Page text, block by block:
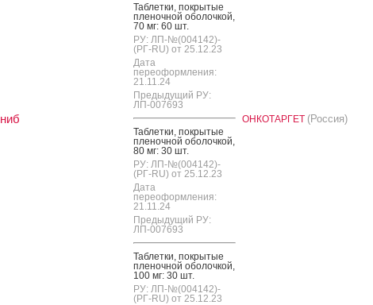
Таб­летки, пок­ры­тые
пле­ноч­ной обо­лоч­кой,
70 мг: 60 шт.
РУ: ЛП-№(004142)-
(РГ-RU) от 25.12.23
Дата
переоформления:
21.11.24
Предыдущий РУ:
ЛП-007693
Таб­летки, пок­ры­тые
пле­ноч­ной обо­лоч­кой,
80 мг: 30 шт.
РУ: ЛП-№(004142)-
(РГ-RU) от 25.12.23
Дата
переоформления:
21.11.24
Предыдущий РУ:
ЛП-007693
Таб­летки, пок­ры­тые
пле­ноч­ной обо­лоч­кой,
100 мг: 30 шт.
РУ: ЛП-№(004142)-
(РГ-RU) от 25.12.23
ОНКОТАРГЕТ (Россия)